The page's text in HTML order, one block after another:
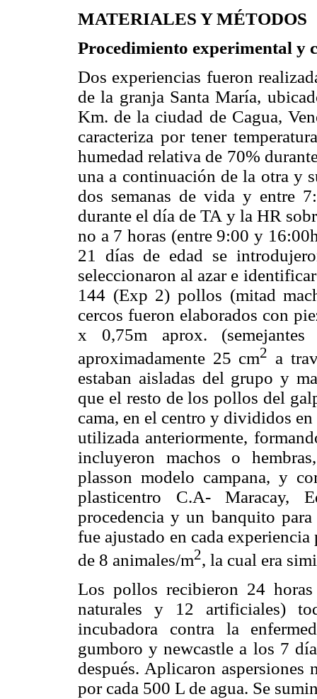
MATERIALES Y MÉTODOS
Procedimiento experimental y
Dos experiencias fueron
de la granja Santa María,
Km. de la ciudad de Cagua,
caracteriza por tener
humedad relativa de 70%
una a continuación de la otra y
dos semanas de vida y entre
durante el día de TA y la HR
no a 7 horas (entre 9:00 y
21 días de edad se
seleccionaron al azar e
144 (Exp 2) pollos (mitad
cercos fueron elaborados con
x 0,75m aprox.
aproximadamente 25 cm2 a
estaban aisladas del grupo y
que el resto de los pollos del
cama, en el centro y divididos
utilizada anteriormente,
incluyeron machos o
plasson modelo campana, y
plasticentro C.A- Maracay,
procedencia y un banquito
fue ajustado en cada
de 8 animales/m2, la cual era
Los pollos recibieron 24
naturales y 12 artificiales)
incubadora contra la
gumboro y newcastle a los 7
después. Aplicaron
por cada 500 L de agua. Se